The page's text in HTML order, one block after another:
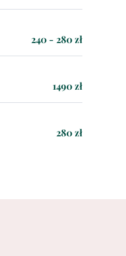
240 - 280 zł
1490 zł
280 zł